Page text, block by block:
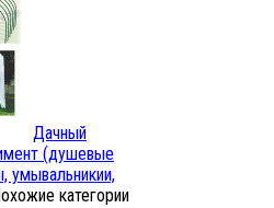
Дачный
(душевые
умывальникии,
категории